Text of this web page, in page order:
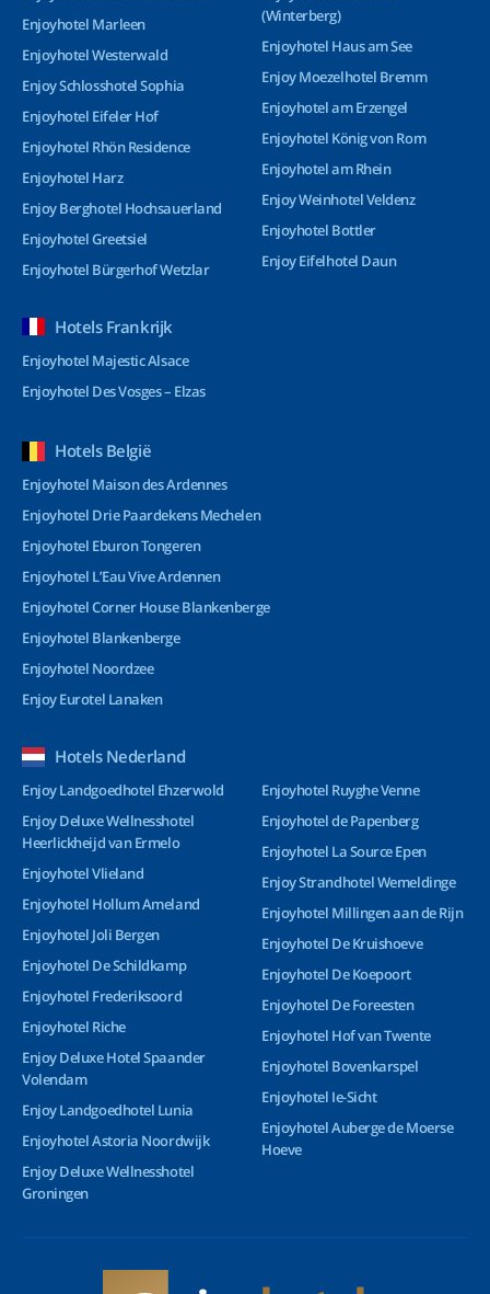
Enjoyhotel Marleen
Enjoyhotel Westerwald
Enjoy Schlosshotel Sophia
Enjoyhotel Eifeler Hof
Enjoyhotel Rhön Residence
Enjoyhotel Harz
Enjoy Berghotel Hochsauerland
Enjoyhotel Greetsiel
Enjoyhotel Bürgerhof Wetzlar
(Winterberg)
Enjoyhotel Haus am See
Enjoy Moezelhotel Bremm
Enjoyhotel am Erzengel
Enjoyhotel König von Rom
Enjoyhotel am Rhein
Enjoy Weinhotel Veldenz
Enjoyhotel Bottler
Enjoy Eifelhotel Daun
Hotels Frankrijk
Enjoyhotel Majestic Alsace
Enjoyhotel Des Vosges – Elzas
Hotels België
Enjoyhotel Maison des Ardennes
Enjoyhotel Drie Paardekens Mechelen
Enjoyhotel Eburon Tongeren
Enjoyhotel L’Eau Vive Ardennen
Enjoyhotel Corner House Blankenberge
Enjoyhotel Blankenberge
Enjoyhotel Noordzee
Enjoy Eurotel Lanaken
Hotels Nederland
Enjoy Landgoedhotel Ehzerwold
Enjoy Deluxe Wellnesshotel
Heerlickheijd van Ermelo
Enjoyhotel Vlieland
Enjoyhotel Hollum Ameland
Enjoyhotel Joli Bergen
Enjoyhotel De Schildkamp
Enjoyhotel Frederiksoord
Enjoyhotel Riche
Enjoy Deluxe Hotel Spaander
Volendam
Enjoy Landgoedhotel Lunia
Enjoyhotel Astoria Noordwijk
Enjoy Deluxe Wellnesshotel
Groningen
Enjoyhotel Ruyghe Venne
Enjoyhotel de Papenberg
Enjoyhotel La Source Epen
Enjoy Strandhotel Wemeldinge
Enjoyhotel Millingen aan de Rijn
Enjoyhotel De Kruishoeve
Enjoyhotel De Koepoort
Enjoyhotel De Foreesten
Enjoyhotel Hof van Twente
Enjoyhotel Bovenkarspel
Enjoyhotel Ie-Sicht
Enjoyhotel Auberge de Moerse
Hoeve